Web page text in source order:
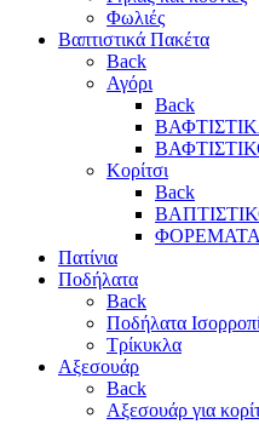
Φωλιές
Βαπτιστικά Πακέτα
Back
Αγόρι
Back
Κορίτσι
Back
Πατίνια
Ποδήλατα
Back
Ποδήλατα
Τρίκυκλα
Αξεσουάρ
Back
Αξεσουάρ για